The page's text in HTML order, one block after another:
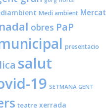
Medi ambient Mercat
nadal obres PaP
presentacio
salut
19 SETMANA GENT
teatre xerrada